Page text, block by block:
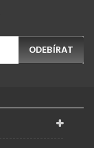
ODEBÍRAT